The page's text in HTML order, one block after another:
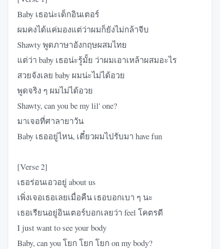
Baby เธอน่ะเด็กอินเตอร์
ผมคงได้แค่มองแต่ว่าผมก็ยังไม่กล้าจีบ
Shawty พูดภาษาอังกฤษผสมไทย
แต่ว่า baby เธอน่ะรู้มั้ย ว่าผมเอาเหล้าผสมอะไร
สวยจังเลย baby ผมน่ะไม่ได้อวย
พูดจริง ๆ ผมไม่ได้อวย
Shawty, can you be my lil' one?
มาเจอที่ศาลายาวัน
Baby เธออยู่ไหน, เดี๋ยวผมไปรับมา have fun
[Verse 2]
เธอร่อนเอวอยู่ about us
เพิ่งเจอเธอเลยเมื่อคืน เธอบอกเบา ๆ นะ
เธอเรียนอยู่อินเตอร์บอกเลยว่า feel โคตรดี
I just want to see your body
Baby, can you โยก โยก โยก on my body?